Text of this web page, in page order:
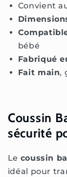
Convient
bébé
Fabriqué
Fait main,
Coussin
sécurité
Le coussin
idéal pour